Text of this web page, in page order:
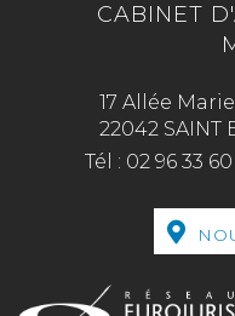
CABINET
17 Allée
22042 SAINT
Tél : 02 96 33